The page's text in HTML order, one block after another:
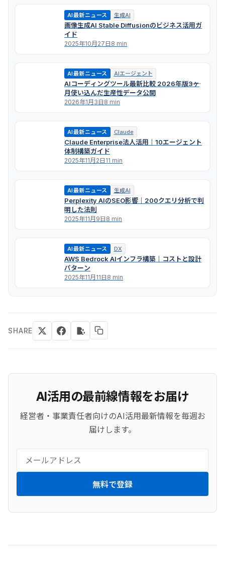
AI最新ニュース 生成AI
画像生成AI Stable Diffusionのビジネス活用ガ
イド
2025年10月27日8 min
AI最新ニュース AIエージェント
AIコーディングツール最新比較 2026年版――3ヶ
月使い込んだ生産性データ公開
2026年1月3日8 min
AI最新ニュース Claude
Claude Enterprise法人活用｜10エージェント
体制構築ガイド
2025年11月2日11 min
AI最新ニュース 生成AI
Perplexity AIのSEO影響｜200クエリ分析で判
明した法則
2025年11月9日8 min
AI最新ニュース DX
AWS Bedrock AIインフラ構築｜コストと設計
パターン
2025年11月11日8 min
SHARE
AI活用の最前線情報をお届け
経営者・事業責任者向けのAI活用最新情報を毎週お
届けします。
無料で登録